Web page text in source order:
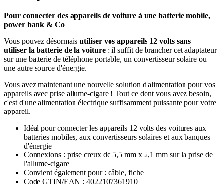
Pour connecter des appareils de voiture à une batterie mobile,
power bank & Co
Vous pouvez désormais utiliser vos appareils 12 volts sans
utiliser la batterie de la voiture : il suffit de brancher cet adaptateur
sur une batterie de téléphone portable, un convertisseur solaire ou
une autre source d'énergie.
Vous avez maintenant une nouvelle solution d'alimentation pour vos
appareils avec prise allume-cigare ! Tout ce dont vous avez besoin,
c'est d'une alimentation électrique suffisamment puissante pour votre
appareil.
Idéal pour connecter les appareils 12 volts des voitures aux
batteries mobiles, aux convertisseurs solaires et aux banques
d'énergie
Connexions : prise creux de 5,5 mm x 2,1 mm sur la prise de
l'allume-cigare
Convient également pour : câble, fiche
Code GTIN/EAN : 4022107361910